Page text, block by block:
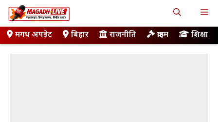
Skip
to
contentमगध अपडेट बिहार राजनीति क्राइम शिक्षा